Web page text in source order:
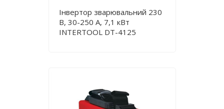
Інвертор зварювальний 230
В, 30-250 А, 7,1 кВт
INTERTOOL DT-4125